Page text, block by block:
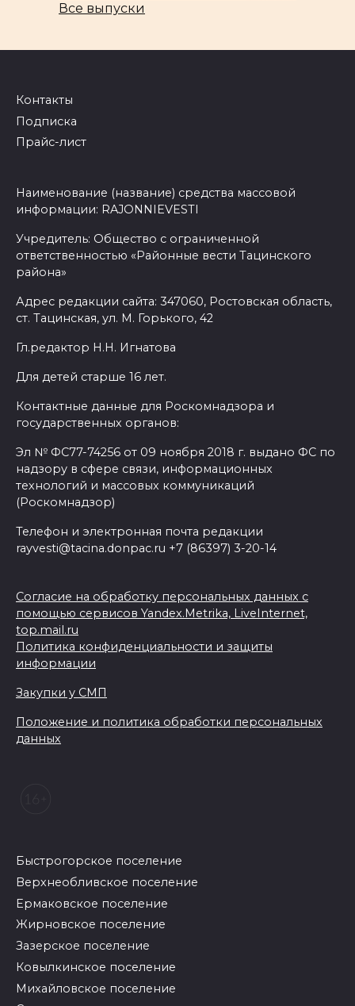
Все выпуски
Контакты
Подписка
Прайс-лист
Наименование (название) средства массовой
информации: RAJONNIEVESTI
Учредитель: Общество с ограниченной
ответственностью «Районные вести Тацинского
района»
Адрес редакции сайта: 347060, Ростовская область,
ст. Тацинская, ул. М. Горького, 42
Гл.редактор Н.Н. Игнатова
Для детей старше 16 лет.
Контактные данные для Роскомнадзора и
государственных органов:
Эл № ФС77-74256 от 09 ноября 2018 г. выдано ФС по
надзору в сфере связи, информационных
технологий и массовых коммуникаций
(Роскомнадзор)
Телефон и электронная почта редакции
rayvesti@tacina.donpac.ru +7 (86397) 3-20-14
Согласие на обработку персональных данных с
помощью сервисов Yandex.Metrika, LiveInternet,
top.mail.ru
Политика конфиденциальности и защиты
информации
Закупки у СМП
Положение и политика обработки персональных
данных
Быстрогорское поселение
Верхнеобливское поселение
Ермаковское поселение
Жирновское поселение
Зазерское поселение
Ковылкинское поселение
Михайловское поселение